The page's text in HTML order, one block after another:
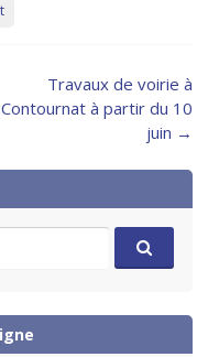
Travaux de voirie à
Contournat à partir du 10
juin →